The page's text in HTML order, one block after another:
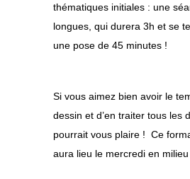
thématiques initiales : une
longues, qui durera 3h et se
une pose de 45 minutes !
Si vous aimez bien avoir le
dessin et d’en traiter tous les
pourrait vous plaire ! Ce
aura lieu le mercredi en milieu